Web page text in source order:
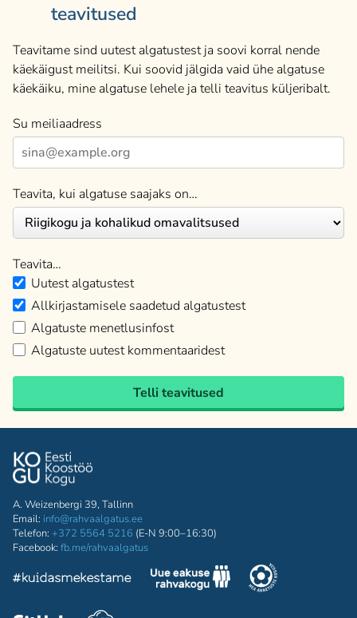
teavitused
Teavitame sind uutest algatustest ja soovi korral nende
käekäigust meilitsi. Kui soovid jälgida vaid ühe algatuse
käekäiku, mine algatuse lehele ja telli teavitus küljeribalt.
Su meiliaadress
Teavita, kui algatuse saajaks on…
Teavita…
Uutest algatustest
Allkirjastamisele saadetud algatustest
Algatuste menetlusinfost
Algatuste uutest kommentaaridest
Telli teavitused
A. Weizenbergi 39, Tallinn
Email: info@rahvaalgatus.ee
Telefon: +372 5564 5216 (E-N 9:00–16:30)
Facebook: fb.me/rahvaalgatus